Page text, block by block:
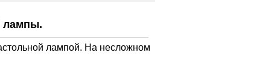
лампы.
лампой. На несложном